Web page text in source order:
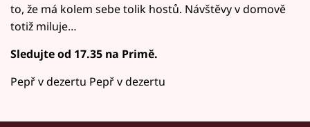
to, že má kolem sebe tolik hostů. Návštěvy v domově
totiž miluje…
Sledujte od 17.35 na Primě.
Pepř v dezertu Pepř v dezertu